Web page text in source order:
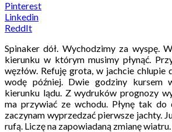
Pinterest
Linkedin
ReddIt
Spinaker dół. Wychodzimy za wyspę.
kierunku w którym musimy płynąć.
węzłów. Refuję grota, w jachcie chlupie
wodę później. Dwie godziny
kierunku lądu. Z wydruków prognozy
ma przywiać ze wchodu. Płynę tak do
zaczynam wyprzedzać pierwsze jachty.
rufą. Liczę na zapowiadaną zmianę wiatru.